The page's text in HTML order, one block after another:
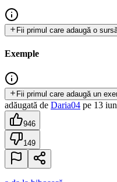
Fii primul care adaugă o
Exemple
Fii primul care adaugă un
adăugată de Daria04 pe 13
946
149